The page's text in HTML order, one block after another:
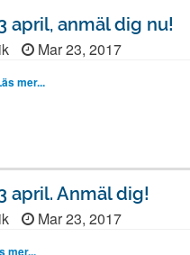
april, anmäl dig nu!
Mar 23, 2017
mer...
april. Anmäl dig!
Mar 23, 2017
mer...